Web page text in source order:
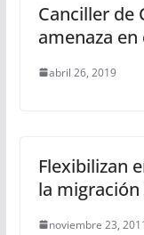
Canciller de
amenaza
abril 26, 2019
Flexibilizan
la
noviembre 23,